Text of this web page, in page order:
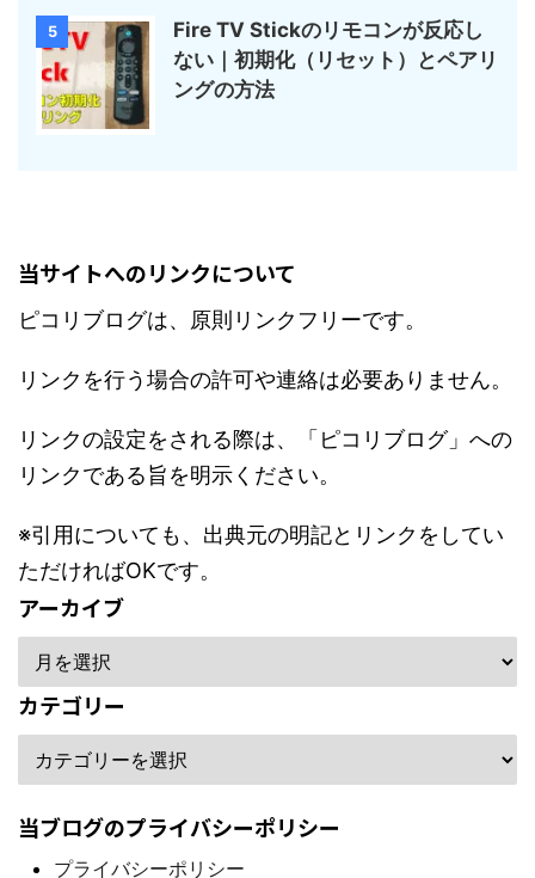
5
Fire TV Stickのリモコンが反応し
ない｜初期化（リセット）とペアリ
ングの方法
当サイトへのリンクについて
ピコリブログは、原則リンクフリーです。
リンクを行う場合の許可や連絡は必要ありません。
リンクの設定をされる際は、「ピコリブログ」への
リンクである旨を明示ください。
※引用についても、出典元の明記とリンクをしてい
ただければOKです。
アーカイブ
カテゴリー
当ブログのプライバシーポリシー
プライバシーポリシー